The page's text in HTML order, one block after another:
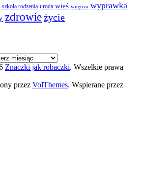
szkoła rodzenia uroda wieś wnętrza wyprawka
zdrowieżycie
Znaczki jak robaczki. Wszelkie prawa
przez VolThemes. Wspierane przez